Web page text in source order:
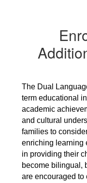
The Dual
term educational
academic
and cultural
families to
enriching learning
in providing their
become bilingual,
are encouraged to